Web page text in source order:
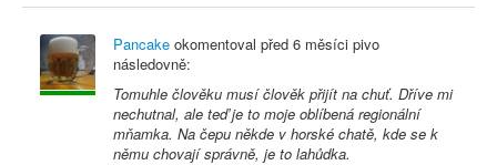
Pancake okomentoval před 6 měsíci pivo
následovně:
Tomuhle člověku musí člověk přijít na chuť. Dříve mi
nechutnal, ale teď je to moje oblíbená regionální
mňamka. Na čepu někde v horské chatě, kde se k
němu chovají správně, je to lahůdka.